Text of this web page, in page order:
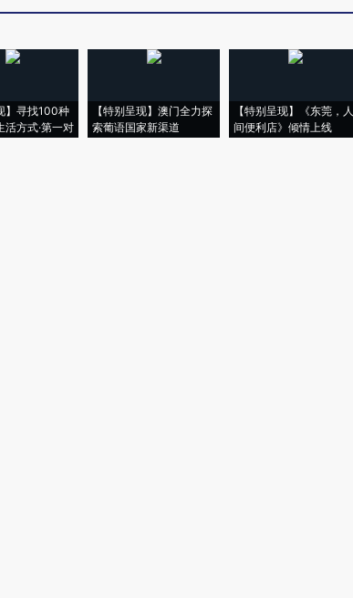
】寻找100种
活方式·第一对
【特别呈现】澳门全力探
索葡语国家新渠道
【特别呈现】《东莞，人
间便利店》倾情上线